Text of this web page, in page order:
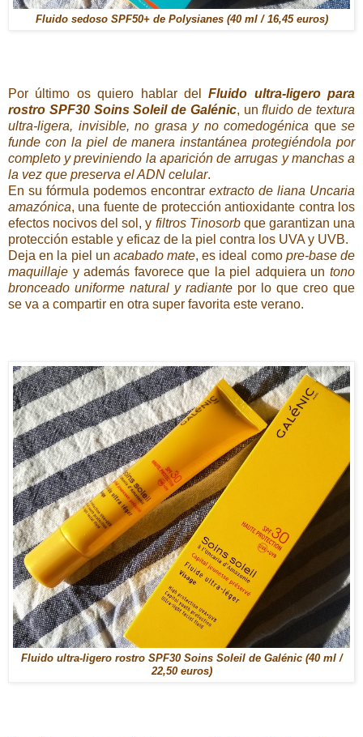
Fluido sedoso SPF50+ de Polysianes (40 ml / 16,45 euros)
Por último os quiero hablar delFluido ultra-ligero para
rostro SPF30 Soins Soleil de Galénic, unfluido de textura
ultra-ligera, invisible, no grasa y no comedogénica que se
funde con la piel de manera instantánea protegiéndola por
completo y previniendo la aparición de arrugas y manchas a
la vez que preserva el ADN celular.
En su fórmula podemos encontrar extracto de liana Uncaria
amazónica, una fuente de protección antioxidante contra los
efectos nocivos del sol, y filtros Tinosorbque garantizan una
protección estable y eficaz de la piel contra los UVA y UVB.
Deja en la piel un acabado mate, es ideal comopre-base de
maquillaje y además favorece que la piel adquiera un tono
bronceado uniforme natural y radiante por lo que creo que
se va a compartir en otra super favorita este verano.
Fluido ultra-ligero rostro SPF30 Soins Soleil de Galénic (40 ml /
22,50 euros)